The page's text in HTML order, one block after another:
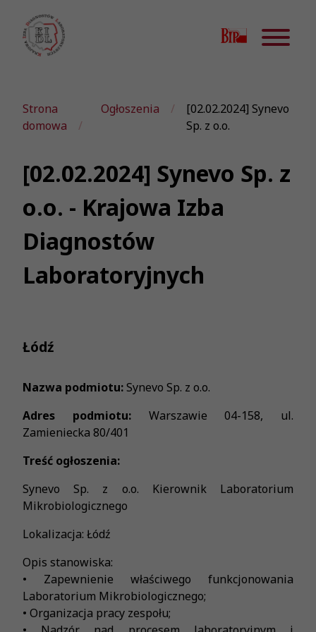
Strona
domowa
Ogłoszenia
[02.02.2024] Synevo
Sp. z o.o.
[02.02.2024] Synevo Sp. z
o.o. - Krajowa Izba
Diagnostów
Laboratoryjnych
Łódź
Nazwa podmiotu:Synevo Sp. z o.o.
Adres podmiotu: Warszawie 04-158, ul.
Zamieniecka 80/401
Treść ogłoszenia:
Synevo Sp. z o.o. Kierownik Laboratorium
Mikrobiologicznego
Lokalizacja: Łódź
Opis stanowiska:
• Zapewnienie właściwego funkcjonowania
Laboratorium Mikrobiologicznego;
• Organizacja pracy zespołu;